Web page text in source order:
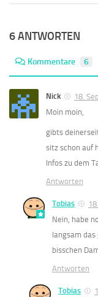
6 ANTWORTEN
Kommentare 6
Nick
18.
Moin moin,
gibts
sitz schon auf
Infos zu dem
Antworten
Tobias
Nein, habe
langsam das
bisschen
Antworten
Tobias